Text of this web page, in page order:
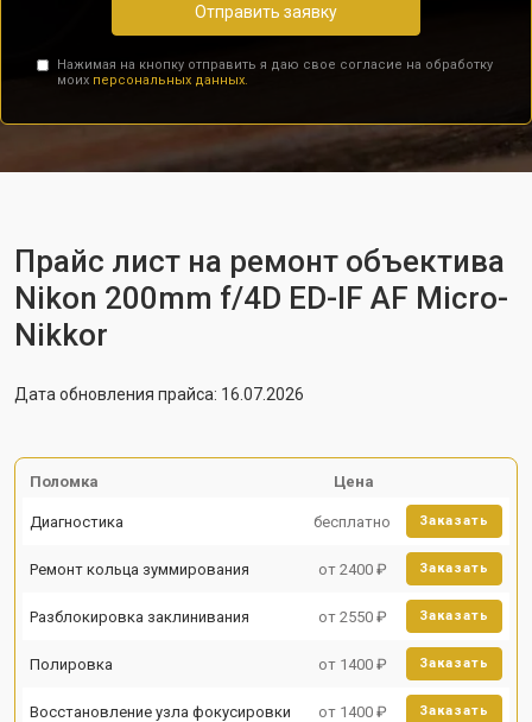
Отправить заявку
Нажимая на кнопку отправить я даю свое согласие на обработку
моих персональных данных.
Прайс лист на ремонт объектива
Nikon 200mm f/4D ED-IF AF Micro-
Nikkor
Дата обновления прайса: 16.07.2026
Поломка Цена
Диагностика бесплатно Заказать
Ремонт кольца зуммирования от 2400 ₽ Заказать
Разблокировка заклинивания от 2550 ₽ Заказать
Полировка от 1400 ₽ Заказать
Восстановление узла фокусировки от 1400 ₽ Заказать